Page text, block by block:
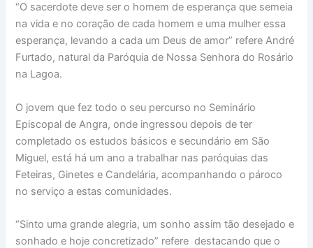
“O sacerdote deve ser o homem de esperança que semeia
na vida e no coração de cada homem e uma mulher essa
esperança, levando a cada um Deus de amor” refere André
Furtado, natural da Paróquia de Nossa Senhora do Rosário
na Lagoa.
O jovem que fez todo o seu percurso no Seminário
Episcopal de Angra, onde ingressou depois de ter
completado os estudos básicos e secundário em São
Miguel, está há um ano a trabalhar nas paróquias das
Feteiras, Ginetes e Candelária, acompanhando o pároco
no serviço a estas comunidades.
“Sinto uma grande alegria, um sonho assim tão desejado e
sonhado e hoje concretizado” refere destacando que o